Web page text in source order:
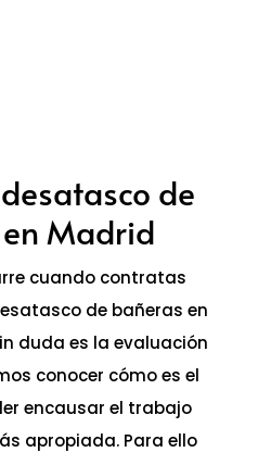
de
Madrid
cuando contratas
de bañeras en
duda es la evaluación
conocer cómo es el
encausar el trabajo
apropiada. Para ello